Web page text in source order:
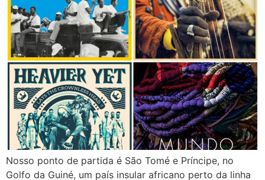
Nosso ponto de partida é São Tomé e Príncipe, no
Golfo da Guiné, um país insular africano perto da linha